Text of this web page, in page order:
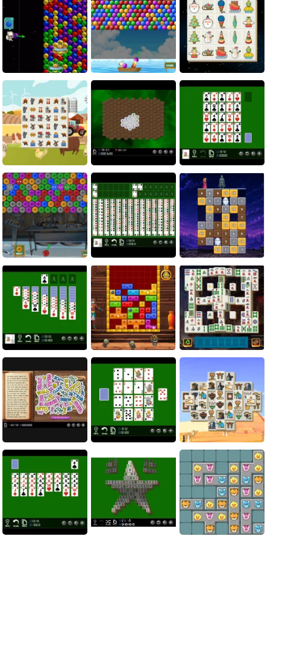
12
Find Hidden Cats
13
14
LinkLink
15
Cooking Empire
16
17
Digging Moles
19
Bubble Space Christmas Connect
Farm Connect
Hexagonal Minesweeper
Monte Carlo
Bubble Virus Quad FreeCell
Magic Stone Puzzle: The
Petrified Prince
Pharaoh Line Phoenix Tiles
Lost Words of the Tale Pyramid Pairs